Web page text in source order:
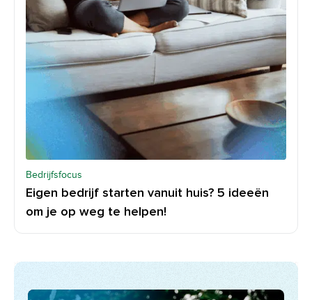
Bedrijfsfocus
Eigen bedrijf starten vanuit huis? 5 ideeën
om je op weg te helpen!